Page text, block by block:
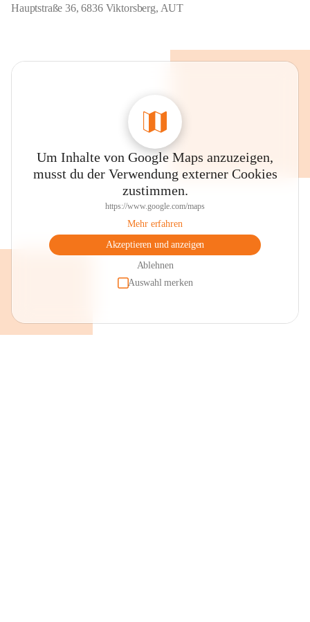
Hauptstraße 36, 6836 Viktorsberg, AUT
Um Inhalte von Google Maps anzuzeigen,
musst du der Verwendung externer Cookies
zustimmen.
https://www.google.com/maps
Mehr erfahren
Akzeptieren und anzeigen
Ablehnen
Auswahl merken